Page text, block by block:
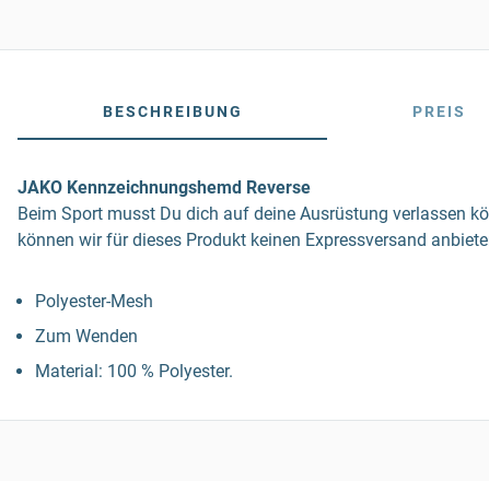
BESCHREIBUNG PREIS
JAKO Kennzeichnungshemd Reverse
Beim Sport musst Du dich auf deine Ausrüstung verlassen
können wir für dieses Produkt keinen Expressversand
Polyester-Mesh
Zum Wenden
Material: 100 % Polyester.